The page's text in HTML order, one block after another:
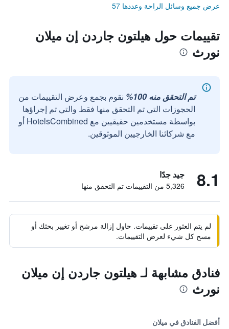
عرض جميع وسائل الراحة وعددها 57
تقييمات حول هيلتون جاردن إن ميلان
نورث
تم التحقق منه 100%
نقوم بجمع وعرض التقييمات من
الحجوزات التي تم التحقق منها فقط والتي تم إجراؤها
بواسطة مستخدمين حقيقيين مع HotelsCombined أو
مع شركائنا الخارجيين الموثوقين.
8.1 جيد جدًا
5,326 من التقييمات تم التحقق منها
لم يتم العثور على تقييمات. حاول إزالة مرشح أو تغيير بحثك أو
مسح كل شيء لعرض التقييمات.
فنادق مشابهة لـ هيلتون جاردن إن ميلان
نورث
أفضل الفنادق في ميلان